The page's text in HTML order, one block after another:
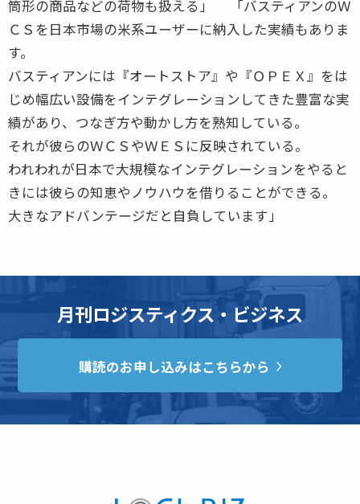
筒形の商品などの荷物も扱える」 「バスティアンのＷ
ＣＳを日本市場の米系ユーザーに納入した実績もありま
す。
バスティアンには『オートストア』や『ＯＰＥＸ』をは
じめ幅広い設備をインテグレーションしてきた豊富な実
績があり、つなぎ方や動かし方を熟知している。
それが彼らのＷＣＳやＷＥＳに反映されている。
われわれが日本で大規模なインテグレーションをやると
きには彼らの知恵やノウハウを借りることができる。
大きなアドバンテージだと自負しています」
月刊ロジスティクス・ビジネス
購読のお申し込みはこちらから